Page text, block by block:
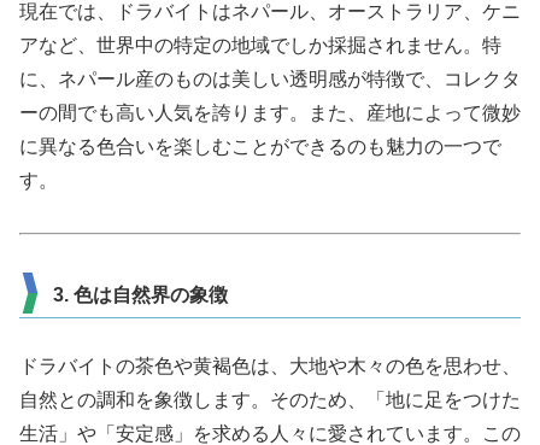
現在では、ドラバイトはネパール、オーストラリア、ケニ
アなど、世界中の特定の地域でしか採掘されません。特
に、ネパール産のものは美しい透明感が特徴で、コレクタ
ーの間でも高い人気を誇ります。また、産地によって微妙
に異なる色合いを楽しむことができるのも魅力の一つで
す。
3. 色は自然界の象徴
ドラバイトの茶色や黄褐色は、大地や木々の色を思わせ、
自然との調和を象徴します。そのため、「地に足をつけた
生活」や「安定感」を求める人々に愛されています。この